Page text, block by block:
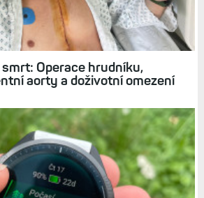
do sedla po úraze či
pro super zábavu